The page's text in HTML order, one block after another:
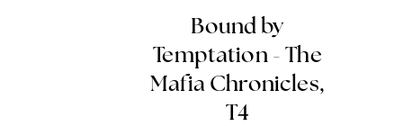
Bound by
Temptation - The
Mafia Chronicles,
T4